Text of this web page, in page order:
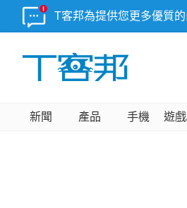
T客邦為提供您更多優質
新聞 產品 手機 遊